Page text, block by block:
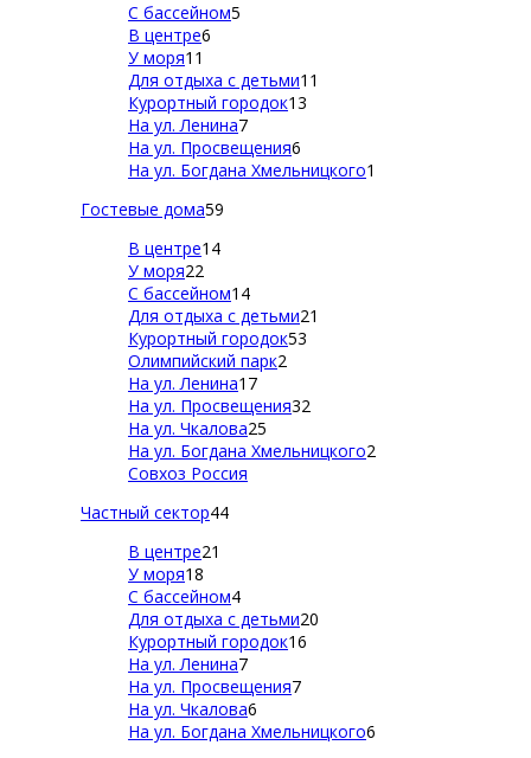
С бассейном5
В центре6
У моря11
Для отдыха с детьми11
Курортный городок13
На ул. Ленина7
На ул. Просвещения6
На ул. Богдана Хмельницкого1
Гостевые дома59
В центре14
У моря22
С бассейном14
Для отдыха с детьми21
Курортный городок53
Олимпийский парк2
На ул. Ленина17
На ул. Просвещения32
На ул. Чкалова25
На ул. Богдана Хмельницкого2
Совхоз Россия
Частный сектор44
В центре21
У моря18
С бассейном4
Для отдыха с детьми20
Курортный городок16
На ул. Ленина7
На ул. Просвещения7
На ул. Чкалова6
На ул. Богдана Хмельницкого6